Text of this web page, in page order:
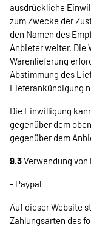
ausdrückliche
zum Zwecke der
den Namen des
Anbieter weiter. Die
Warenlieferung
Abstimmung des
Lieferankündigung
Die Einwilligung
gegenüber dem
gegenüber dem
9.3Verwendung
- Paypal
Auf dieser Website
Zahlungsarten des